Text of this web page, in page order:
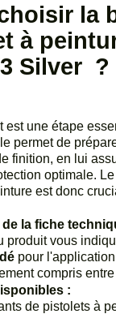
la
à
Silver ?
est une étape
permet de
finition, en lui
optimale.
est donc
la fiche
produit vous
pour
compris
:
de pistolets à